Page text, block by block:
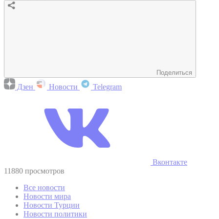
Поделиться
Дзен Новости Telegram
Вконтакте
11880 просмотров
Все новости
Новости мира
Новости Турции
Новости политики